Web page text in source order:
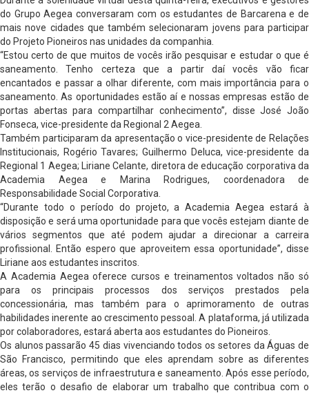
do Grupo Aegea conversaram com os estudantes de Barcarena e de
mais nove cidades que também selecionaram jovens para participar
do Projeto Pioneiros nas unidades da companhia.
“Estou certo de que muitos de vocês irão pesquisar e estudar o que é
saneamento. Tenho certeza que a partir daí vocês vão ficar
encantados e passar a olhar diferente, com mais importância para o
saneamento. As oportunidades estão aí e nossas empresas estão de
portas abertas para compartilhar conhecimento”, disse José João
Fonseca, vice-presidente da Regional 2 Aegea.
Também participaram da apresentação o vice-presidente de Relações
Institucionais, Rogério Tavares; Guilhermo Deluca, vice-presidente da
Regional 1 Aegea; Liriane Celante, diretora de educação corporativa da
Academia Aegea e Marina Rodrigues, coordenadora de
Responsabilidade Social Corporativa.
“Durante todo o período do projeto, a Academia Aegea estará à
disposição e será uma oportunidade para que vocês estejam diante de
vários segmentos que até podem ajudar a direcionar a carreira
profissional. Então espero que aproveitem essa oportunidade”, disse
Liriane aos estudantes inscritos.
A Academia Aegea oferece cursos e treinamentos voltados não só
para os principais processos dos serviços prestados pela
concessionária, mas também para o aprimoramento de outras
habilidades inerente ao crescimento pessoal. A plataforma, já utilizada
por colaboradores, estará aberta aos estudantes do Pioneiros.
Os alunos passarão 45 dias vivenciando todos os setores da Águas de
São Francisco, permitindo que eles aprendam sobre as diferentes
áreas, os serviços de infraestrutura e saneamento. Após esse período,
eles terão o desafio de elaborar um trabalho que contribua com o